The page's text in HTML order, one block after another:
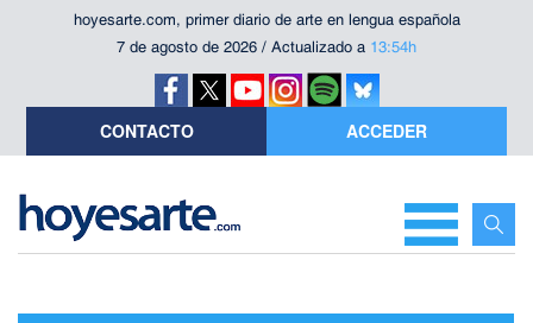
hoyesarte.com, primer diario de arte en lengua española
7 de agosto de 2026 / Actualizado a 13:54h
CONTACTO ACCEDER